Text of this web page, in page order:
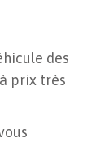
des
prix très